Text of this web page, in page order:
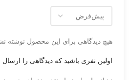
هیچ دیدگاهی برای این محصول نوشته
اولین نفری باشید که دیدگاهی را